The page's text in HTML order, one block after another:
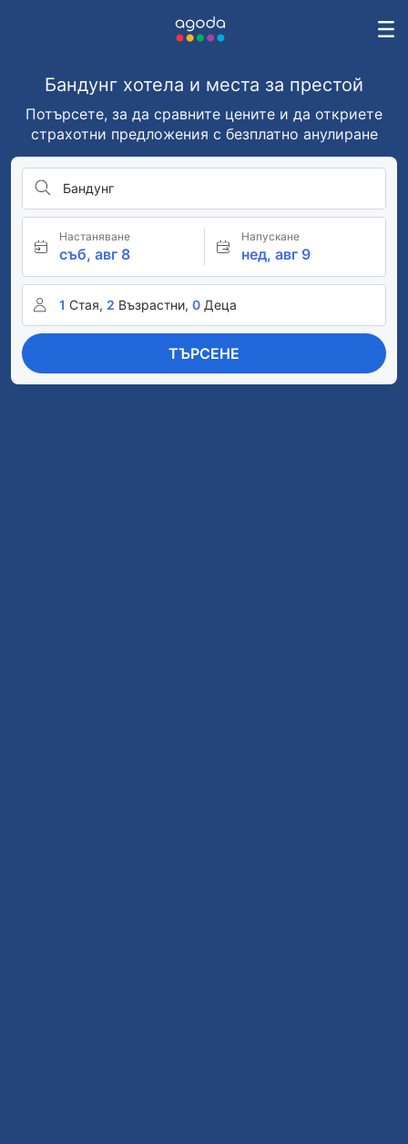
Бандунг хотела и места за престой
Потърсете, за да сравните цените и да откриете
страхотни предложения с безплатно анулиране
Бандунг
Настаняване
съб, авг 8
Напускане
нед, авг 9
1 Стая, 2 Възрастни, 0 Деца
ТЪРСЕНЕ